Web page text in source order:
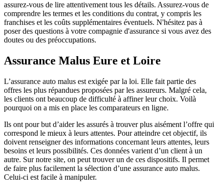
assurez-vous de lire attentivement tous les détails. Assurez-vous de
comprendre les termes et les conditions du contrat, y compris les
franchises et les coûts supplémentaires éventuels. N'hésitez pas à
poser des questions à votre compagnie d'assurance si vous avez des
doutes ou des préoccupations.
Assurance Malus Eure et Loire
L’assurance auto malus est exigée par la loi. Elle fait partie des
offres les plus répandues proposées par les assureurs. Malgré cela,
les clients ont beaucoup de difficulté à affiner leur choix. Voilà
pourquoi on a mis en place les comparateurs en ligne.
Ils ont pour but d’aider les assurés à trouver plus aisément l’offre qui
correspond le mieux à leurs attentes. Pour atteindre cet objectif, ils
doivent renseigner des informations concernant leurs attentes, leurs
besoins et leurs possibilités. Ces données varient d’un client à un
autre. Sur notre site, on peut trouver un de ces dispositifs. Il permet
de faire plus facilement la sélection d’une assurance auto malus.
Celui-ci est facile à manipuler.